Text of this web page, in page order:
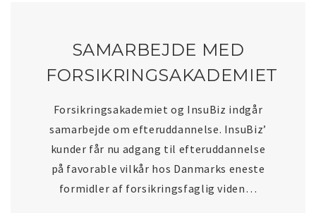
SAMARBEJDE MED
FORSIKRINGSAKADEMIET
Forsikringsakademiet og InsuBiz indgår
samarbejde om efteruddannelse. InsuBiz’
kunder får nu adgang til efteruddannelse
på favorable vilkår hos Danmarks eneste
formidler af forsikringsfaglig viden…